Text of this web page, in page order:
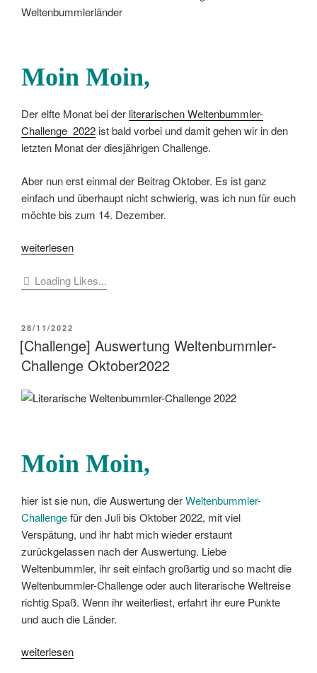
Moin Moin,
Der elfte Monat bei der literarischen Weltenbummler-
Challenge 2022 ist bald vorbei und damit gehen wir in den
letzten Monat der diesjährigen Challenge.
Aber nun erst einmal der Beitrag Oktober. Es ist ganz
einfach und überhaupt nicht schwierig, was ich nun für euch
möchte bis zum 14. Dezember.
„[Challenge]
Weltenbummler-
November
2022“
weiterlesen
Loading Likes...
VERÖFFENTLICHT
AM
28/11/2022
[Challenge] Auswertung Weltenbummler-
Challenge Oktober2022
Moin Moin,
hier ist sie nun, die Auswertung derWeltenbummler-
Challengefür den Juli bis Oktober 2022, mit viel
Verspätung, und ihr habt mich wieder erstaunt
zurückgelassen nach der Auswertung. Liebe
Weltenbummler, ihr seit einfach großartig und so macht die
Weltenbummler-Challenge oder auch literarische Weltreise
richtig Spaß. Wenn ihr weiterliest, erfahrt ihr eure Punkte
und auch die Länder.
„[Challenge]
weiterlesen